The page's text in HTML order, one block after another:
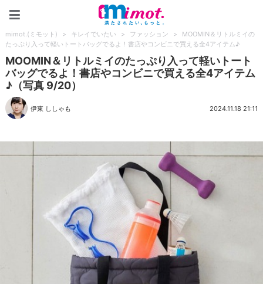
mimot.(ミモット) > キレイでいたい > ファッション >
MOOMIN＆リトルミイの
たっぷり入って軽いトートバッグでるよ！書店やコンビニで買える全4アイテム♪
MOOMIN＆リトルミイのたっぷり入って軽いトート
バッグでるよ！書店やコンビニで買える全4アイテム
♪（写真 9/20）
伊東 ししゃも 2024.11.18 21:11